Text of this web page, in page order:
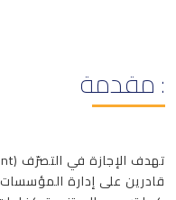
: مقدمة
قادرين على إدارة